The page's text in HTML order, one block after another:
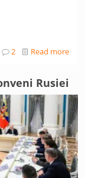
2 Read more
Rusiei